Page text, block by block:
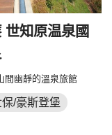
世知原温泉國
間幽靜的溫泉旅館
/豪斯登堡